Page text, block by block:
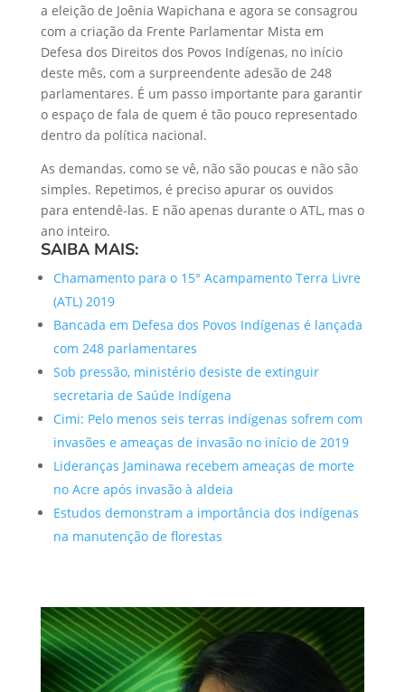
a eleição de Joênia Wapichana e agora se consagrou
com a criação da Frente Parlamentar Mista em
Defesa dos Direitos dos Povos Indígenas, no início
deste mês, com a surpreendente adesão de 248
parlamentares. É um passo importante para garantir
o espaço de fala de quem é tão pouco representado
dentro da política nacional.
As demandas, como se vê, não são poucas e não são
simples. Repetimos, é preciso apurar os ouvidos
para entendê-las. E não apenas durante o ATL, mas o
ano inteiro.
SAIBA MAIS:
Chamamento para o 15° Acampamento Terra Livre
(ATL) 2019
Bancada em Defesa dos Povos Indígenas é lançada
com 248 parlamentares
Sob pressão, ministério desiste de extinguir
secretaria de Saúde Indígena
Cimi: Pelo menos seis terras indígenas sofrem com
invasões e ameaças de invasão no início de 2019
Lideranças Jaminawa recebem ameaças de morte
no Acre após invasão à aldeia
Estudos demonstram a importância dos indígenas
na manutenção de florestas